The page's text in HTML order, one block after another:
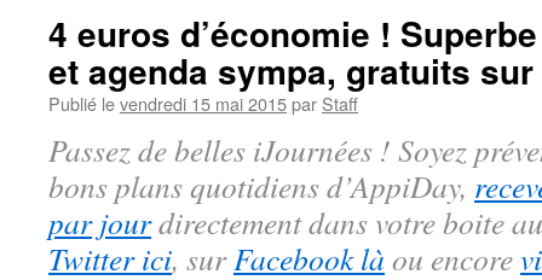
4 euros d’économie !
et agenda sympa, gratuits
Publié levendredi 15 mai 2015par Staff
Passez de belles iJournées ! Soyez
bons plans quotidiens d’AppiDay,
par jourdirectement dans votre boite
Twitter ici, surFacebook là ou encore